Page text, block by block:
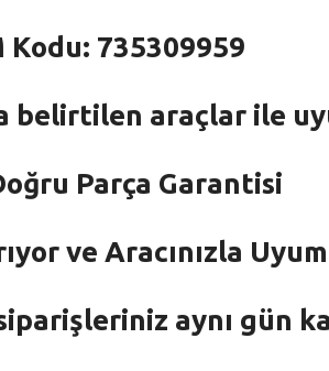
Kodu: 735309959
belirtilen araçlar ile
Parça Garantisi
ve Aracınızla
aynı gün